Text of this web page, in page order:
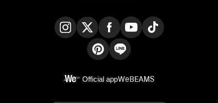
Official appWeBEAMS